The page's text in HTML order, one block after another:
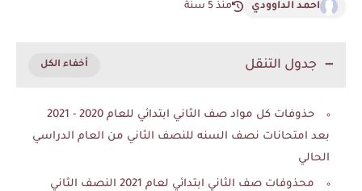
احمد الداوودي منذ 5 سنة
جدول التنقل
حذوفات كل مواد صف الثاني ابتدائي للعام 2020 - 2021
بعد امتحانات نصف السنه للنصف الثاني من العام الدراسي
الحالي
محذوفات صف الثاني ابتدائي لعام 2021 النصف الثاني